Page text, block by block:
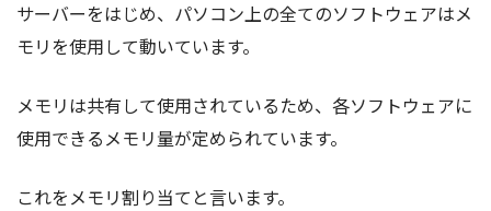
サーバーをはじめ、パソコン上の全てのソフトウェアはメ
モリを使用して動いています。
メモリは共有して使用されているため、各ソフトウェアに
使用できるメモリ量が定められています。
これをメモリ割り当てと言います。